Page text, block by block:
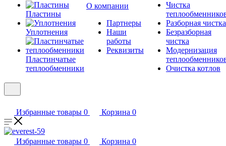
Пластины
Уплотнения
Пластинчатые
теплообменники
О компании
Партнеры
Наши
работы
Реквизиты
Чистка
Разборная чистка
Безразборная
чистка
Модернизация
Очистка котлов
Избранные товары 0 Корзина 0
Избранные товары 0 Корзина 0